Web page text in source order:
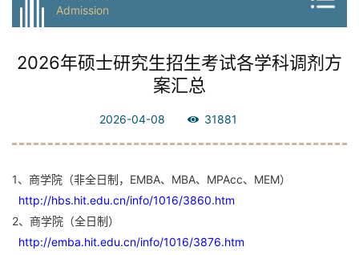
Admission
2026年硕士研究生招生考试各学科调剂方
案汇总
2026-04-08 31881
1、商学院（非全日制，EMBA、MBA、MPAcc、MEM）
http://hbs.hit.edu.cn/info/1016/3860.htm
2、商学院（全日制）
http://emba.hit.edu.cn/info/1016/3876.htm